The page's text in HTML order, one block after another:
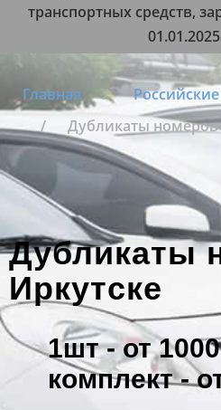
транспортных средств,
Главная
Дубликаты номеров
Дубликаты
Иркутске
1шт -от
комплект -